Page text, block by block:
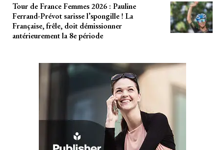
Tour de France Femmes 2026 : Pauline
Ferrand-Prévot sarisse l’spongille ! La
Française, frêle, doit démissionner
antérieurement la 8e période